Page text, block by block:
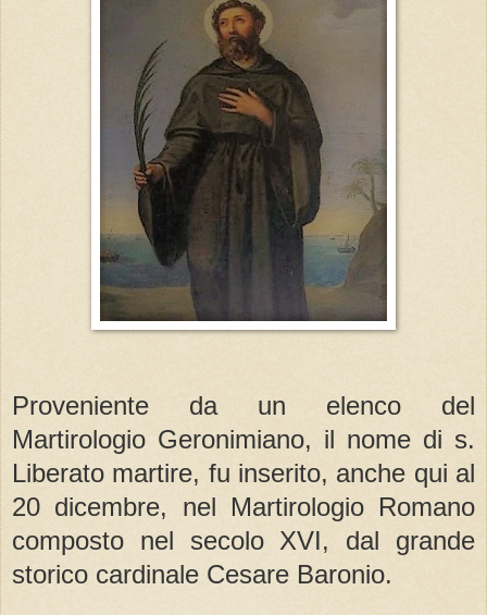
Proveniente da un elenco del
Martirologio Geronimiano, il nome di s.
Liberato martire, fu inserito, anche qui al
20 dicembre, nel Martirologio Romano
composto nel secolo XVI, dal grande
storico cardinale Cesare Baronio.